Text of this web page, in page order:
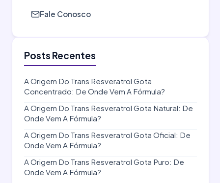
Fale Conosco
Posts Recentes
A Origem Do Trans Resveratrol Gota
Concentrado: De Onde Vem A Fórmula?
A Origem Do Trans Resveratrol Gota Natural: De
Onde Vem A Fórmula?
A Origem Do Trans Resveratrol Gota Oficial: De
Onde Vem A Fórmula?
A Origem Do Trans Resveratrol Gota Puro: De
Onde Vem A Fórmula?